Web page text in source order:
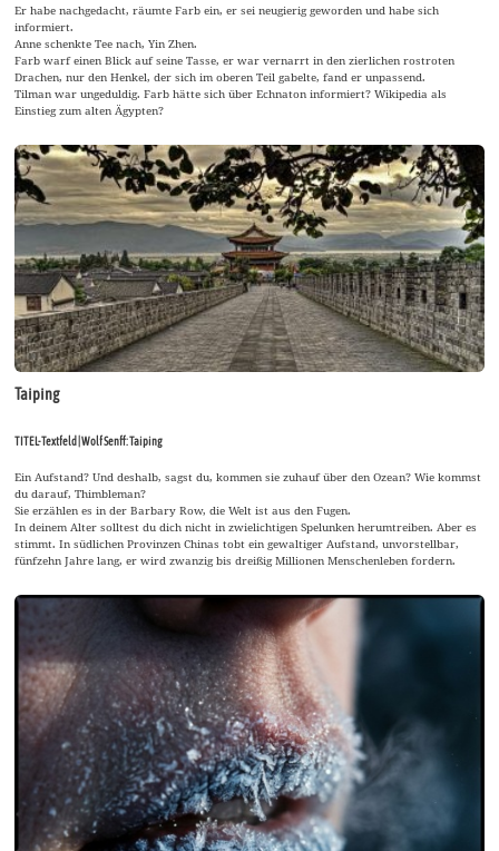
Er habe nachgedacht, räumte Farb ein, er sei neugierig geworden und habe sich
informiert.
Anne schenkte Tee nach, Yin Zhen.
Farb warf einen Blick auf seine Tasse, er war vernarrt in den zierlichen rostroten
Drachen, nur den Henkel, der sich im oberen Teil gabelte, fand er unpassend.
Tilman war ungeduldig. Farb hätte sich über Echnaton informiert? Wikipedia als
Einstieg zum alten Ägypten?
Taiping
TITEL-Textfeld | Wolf Senff: Taiping
Ein Aufstand? Und deshalb, sagst du, kommen sie zuhauf über den Ozean? Wie kommst
du darauf, Thimbleman?
Sie erzählen es in der Barbary Row, die Welt ist aus den Fugen.
In deinem Alter solltest du dich nicht in zwielichtigen Spelunken herumtreiben. Aber es
stimmt. In südlichen Provinzen Chinas tobt ein gewaltiger Aufstand, unvorstellbar,
fünfzehn Jahre lang, er wird zwanzig bis dreißig Millionen Menschenleben fordern.